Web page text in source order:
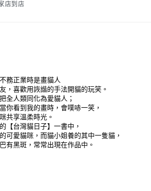
店到店
務正業時是畫貓人
，喜歡用詼諧的手法開貓的玩笑。
全人類同化為愛貓人；
你看到我的畫時，會噗哧一笑，
共享溫柔時光。
【台灣貓日子】一書中，
可愛貓咪，而貓小姐養的其中一隻貓，
有黑斑，常常出現在作品中。